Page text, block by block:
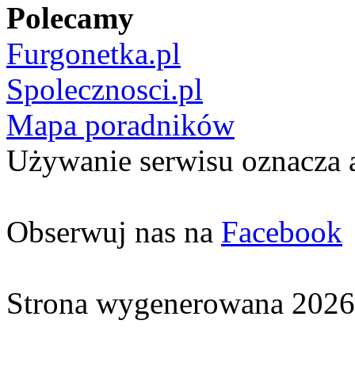
Polecamy
Furgonetka.pl
Spolecznosci.pl
Mapa poradników
Używanie serwisu oznacza
Obserwuj nas na Facebook
Strona wygenerowana